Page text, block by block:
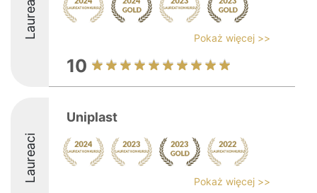
Laureaci Pokaż więcej >>
10
Laureaci
Uniplast
Pokaż więcej >>